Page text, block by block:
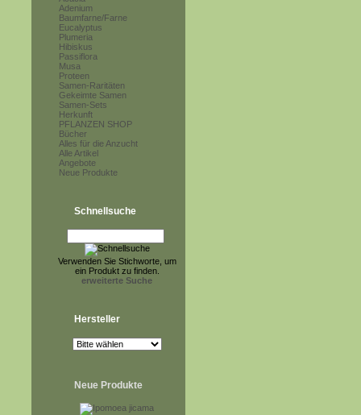
Adenium
Baumfarne/Farne
Eucalyptus
Plumeria
Hibiskus
Passiflora
Musa
Proteen
Samen-Raritäten
Gekeimte Samen
Samen-Sets
Herkunft
PFLANZEN SHOP
Bücher
Alles für die Anzucht
Alle Artikel
Angebote
Neue Produkte
Schnellsuche
Verwenden Sie Stichworte, um
ein Produkt zu finden.
erweiterte Suche
Hersteller
Neue Produkte